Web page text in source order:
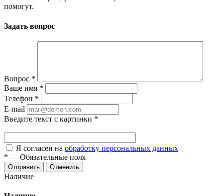
помогут.
Задать вопрос
Вопрос *
Ваше имя *
Телефон *
E-mail
Введите текст с картинки *
Я согласен на обработку персональных данных
* — Обязательные поля
Отменить
Наличие